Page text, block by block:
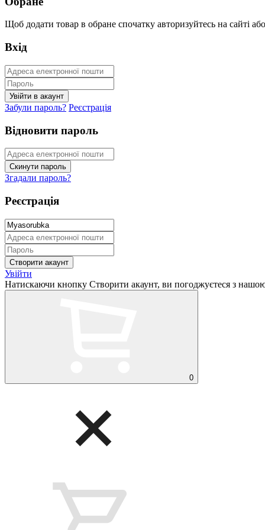
Щоб додати товар в обране спочатку авторизуйтесь на сайті або
Вхід
Забули пароль? Реєстрація
Відновити пароль
Згадали пароль?
Реєстрація
Увійти
Натискаючи кнопку Створити акаунт, ви погоджуєтеся з
0